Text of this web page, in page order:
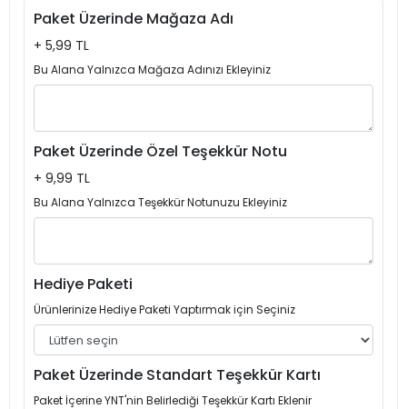
Paket Üzerinde Mağaza Adı
+ 5,99 TL
Bu Alana Yalnızca Mağaza Adınızı Ekleyiniz
Paket Üzerinde Özel Teşekkür Notu
+ 9,99 TL
Bu Alana Yalnızca Teşekkür Notunuzu Ekleyiniz
Hediye Paketi
Ürünlerinize Hediye Paketi Yaptırmak için Seçiniz
Paket Üzerinde Standart Teşekkür Kartı
Paket İçerine YNT'nin Belirlediği Teşekkür Kartı Eklenir